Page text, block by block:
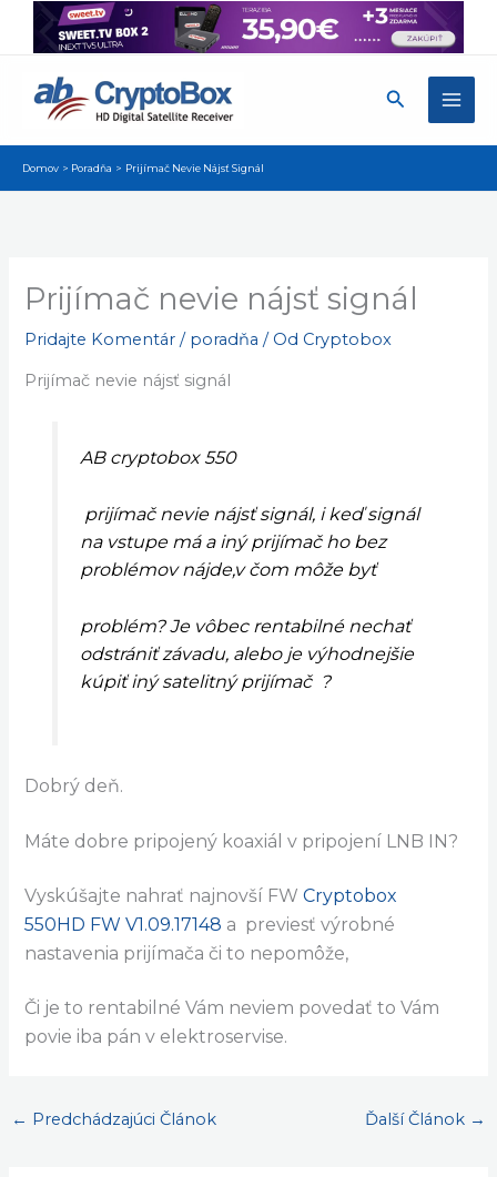
Preskočiť
Hľadať
Domov Poradňa Prijímač Nevie Nájsť Signál
Prijímač nevie nájsť signál
Pridajte Komentár / poradňa / Od Cryptobox
Prijímač nevie nájsť signál
AB cryptobox 550
prijímač nevie nájsť signál, i keď signál
na vstupe má a iný prijímač ho bez
problémov nájde,v čom môže byť
problém? Je vôbec rentabilné nechať
odstrániť závadu, alebo je výhodnejšie
kúpiť iný satelitný prijímač ?
Dobrý deň.
Máte dobre pripojený koaxiál v pripojení LNB IN?
Vyskúšajte nahrať najnovší FWCryptobox
550HD FW V1.09.17148 a previesť výrobné
nastavenia prijímača či to nepomôže,
Či je to rentabilné Vám neviem povedať to Vám
povie iba pán v elektroservise.
← Predchádzajúci Článok Ďalší Článok →